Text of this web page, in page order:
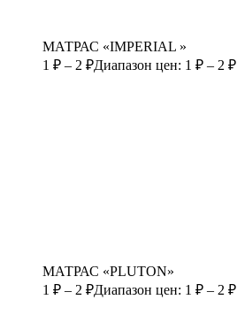
МАТРАС «IMPERIAL »
1 ₽ – 2 ₽Диапазон цен: 1 ₽ – 2 ₽
МАТРАС «PLUTON»
1 ₽ – 2 ₽Диапазон цен: 1 ₽ – 2 ₽